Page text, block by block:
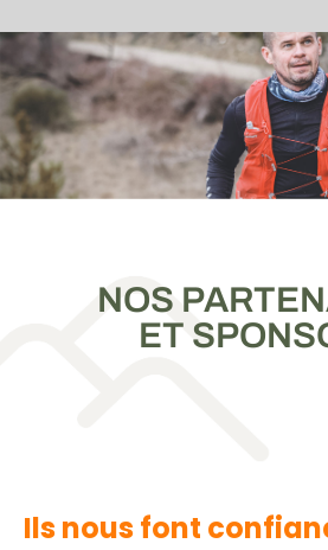
NOS
ET
Ils nous font